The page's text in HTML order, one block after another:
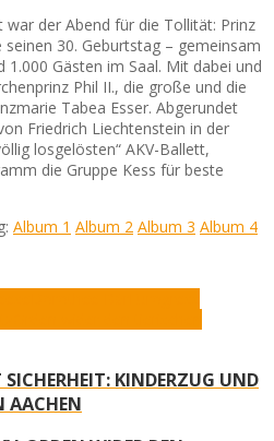
der Abend für die Tollität: Prinz
30. Geburtstag – gemeinsam
Gästen im Saal. Mit dabei und
Phil II., die große und die
Tabea Esser. Abgerundet
Friedrich Liechtenstein in der
losgelösten“ AKV-Ballett,
die Gruppe Kess für beste
Album 1 Album 2 Album 3 Album 4
KINDERZUG UND
AACHEN